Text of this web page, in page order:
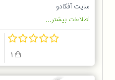
سایت آفکادو
اطلاعات بیشتر...